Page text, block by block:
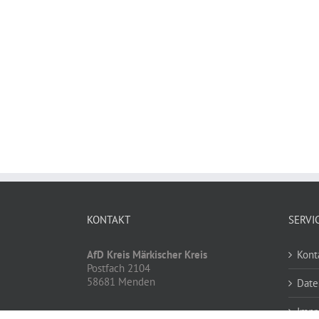
KONTAKT
AfD Kreis Märkischer Kreis
Postfach 2104
58681 Menden